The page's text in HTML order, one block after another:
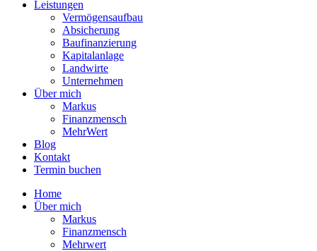
Leistungen
Vermögensaufbau
Absicherung
Baufinanzierung
Kapitalanlage
Landwirte
Unternehmen
Über mich
Markus
Finanzmensch
MehrWert
Blog
Kontakt
Termin buchen
Home
Über mich
Markus
Finanzmensch
Mehrwert